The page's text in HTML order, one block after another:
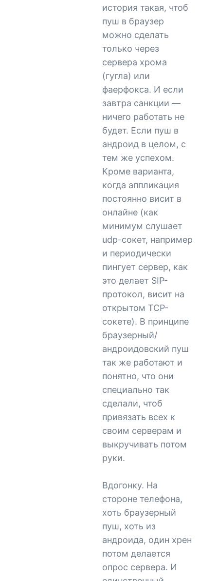
история такая, чтоб
пуш в браузер
можно сделать
только через
сервера хрома
(гугла) или
фаерфокса. И если
завтра санкции —
ничего работать не
будет. Если пуш в
андроид в целом, с
тем же успехом.
Кроме варианта,
когда аппликация
постоянно висит в
онлайне (как
минимум слушает
udp-сокет, например
и периодически
пингует сервер, как
это делает SIP-
протокол, висит на
открытом TCP-
сокете). В принципе
браузерный/
андроидовский пуш
так же работают и
понятно, что они
специально так
сделали, чтоб
привязать всех к
своим серверам и
выкручивать потом
руки.
Вдогонку. На
стороне телефона,
хоть браузерный
пуш, хоть из
андроида, один хрен
потом делается
опрос сервера. И